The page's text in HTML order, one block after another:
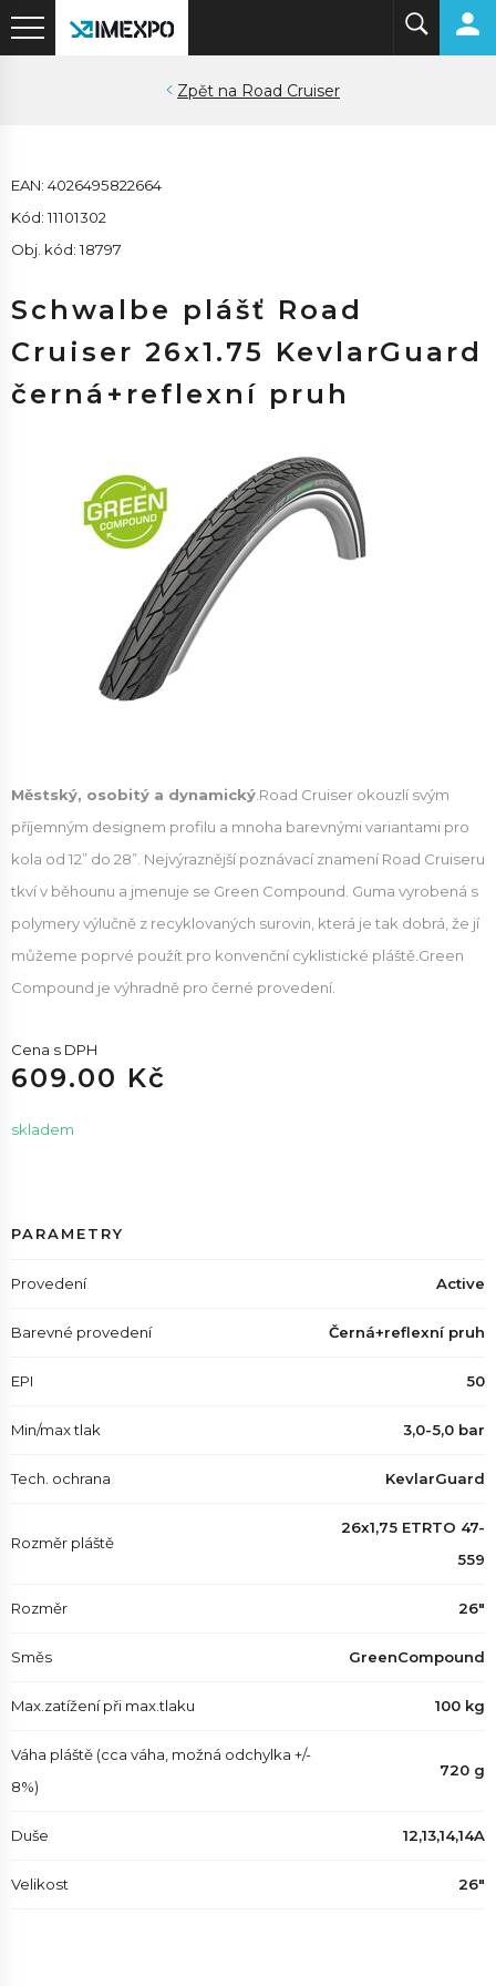
Road Cruiser
EAN: 4026495822664
Kód: 11101302
Obj. kód: 18797
Schwalbe plášť Road
Cruiser 26x1.75 KevlarGuard
černá+reflexní pruh
Městský, osobitý a dynamický .Road Cruiser okouzlí svým
příjemným designem profilu a mnoha barevnými variantami pro
kola od 12” do 28”. Nejvýraznější poznávací znamení Road Cruiseru
tkví v běhounu a jmenuje se Green Compound. Guma vyrobená s
polymery výlučně z recyklovaných surovin, která je tak dobrá, že jí
můžeme poprvé použít pro konvenční cyklistické pláště.Green
Compound je výhradně pro černé provedení.
Cena s DPH
609.00 Kč
skladem
PARAMETRY
Provedení Active
Barevné provedení Černá+reflexní pruh
EPI 50
Min/max tlak 3,0-5,0 bar
Tech. ochrana KevlarGuard
Rozměr pláště
26x1,75 ETRTO 47-
559
Rozměr 26"
Směs GreenCompound
Max.zatížení při max.tlaku 100 kg
Váha pláště (cca váha, možná odchylka +/-
8%)
720 g
Duše 12,13,14,14A
Velikost 26"